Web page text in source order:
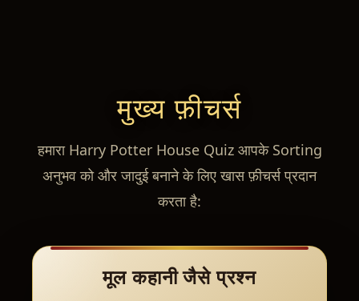
मुख्य फ़ीचर्स
हमारा Harry Potter House Quiz आपके Sorting
अनुभव को और जादुई बनाने के लिए खास फ़ीचर्स प्रदान
करता है:
मूल कहानी जैसे प्रश्न